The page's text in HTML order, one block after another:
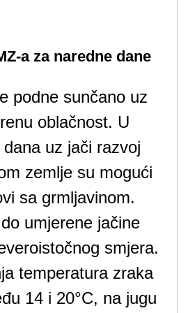
a za naredne dane
podne sunčano uz
oblačnost. U
uz jači razvoj
zemlje su mogući
sa grmljavinom.
umjerene jačine
smjera.
temperatura zraka
14 i 20°C, na jugu